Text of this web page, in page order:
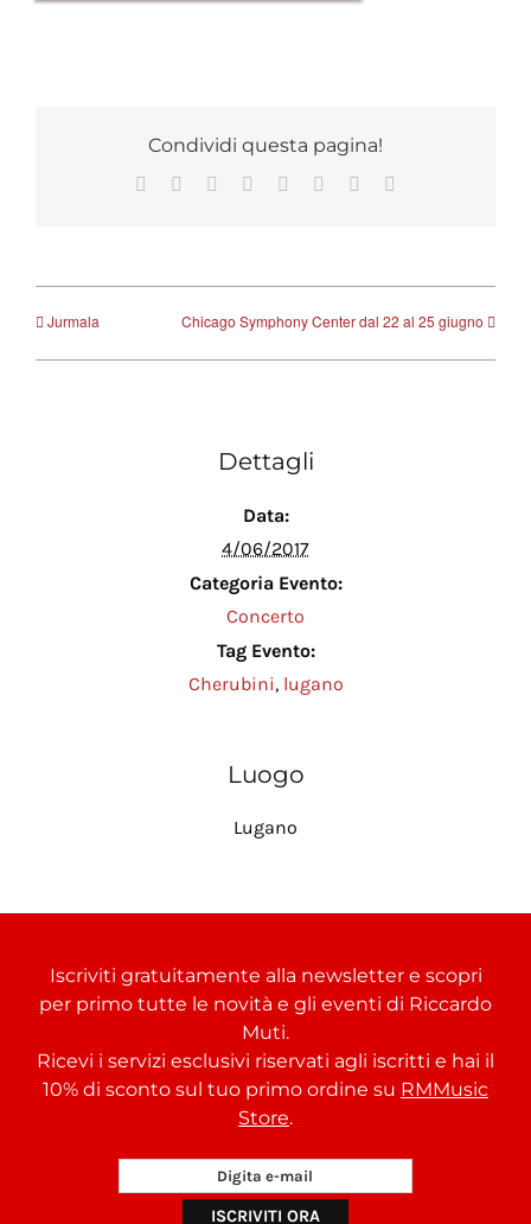
Condividi questa pagina!
Facebook Reddit LinkedIn
TumblrPinterest
Jurmala Chicago Symphony Center dal 22 al 25 giugno
Dettagli
Data:
4/06/2017
Categoria Evento:
Concerto
Tag Evento:
Cherubini, lugano
Luogo
Lugano
Iscriviti gratuitamente alla newsletter e scopri
per primo tutte le novità e gli eventi di Riccardo
Muti.
Ricevi i servizi esclusivi riservati agli iscritti e hai il
10% di sconto sul tuo primo ordine su RMMusic
Store.